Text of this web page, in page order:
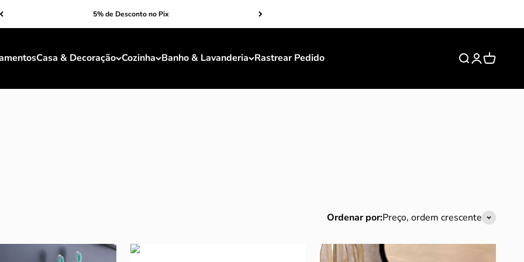
5% de Desconto no Pix
Casa & Decoração Cozinha Banho & Lavanderia Rastrear Pedido Buscar
EntrarCarrinho
Ordenar por:Preço, ordem crescente